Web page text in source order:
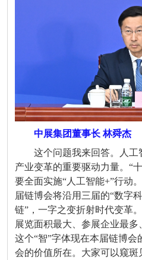
中展集团董事长 林舜杰
这个问题我来回答。人
产业变革的重要驱动力量。 “
要全面实施“ 人工智能+”行动
届链博会将沿用三届的“数字
链” ，一字之变折射时代变革
展览面积最大、参展企业最多
这个“智”字体现在本届链博会
会的价值所在。大家可以窥斑